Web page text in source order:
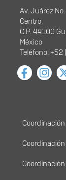
Av. Juárez
Centro,
C.P. 44100
México
Teléfono:
Menú